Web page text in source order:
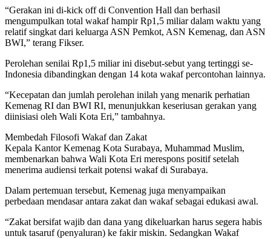
“Gerakan ini di-kick off di Convention Hall dan berhasil
mengumpulkan total wakaf hampir Rp1,5 miliar dalam waktu yang
relatif singkat dari keluarga ASN Pemkot, ASN Kemenag, dan ASN
BWI,” terang Fikser.
Perolehan senilai Rp1,5 miliar ini disebut-sebut yang tertinggi se-
Indonesia dibandingkan dengan 14 kota wakaf percontohan lainnya.
“Kecepatan dan jumlah perolehan inilah yang menarik perhatian
Kemenag RI dan BWI RI, menunjukkan keseriusan gerakan yang
diinisiasi oleh Wali Kota Eri,” tambahnya.
Membedah Filosofi Wakaf dan Zakat
Kepala Kantor Kemenag Kota Surabaya, Muhammad Muslim,
membenarkan bahwa Wali Kota Eri merespons positif setelah
menerima audiensi terkait potensi wakaf di Surabaya.
Dalam pertemuan tersebut, Kemenag juga menyampaikan
perbedaan mendasar antara zakat dan wakaf sebagai edukasi awal.
“Zakat bersifat wajib dan dana yang dikeluarkan harus segera habis
untuk tasaruf (penyaluran) ke fakir miskin. Sedangkan Wakaf